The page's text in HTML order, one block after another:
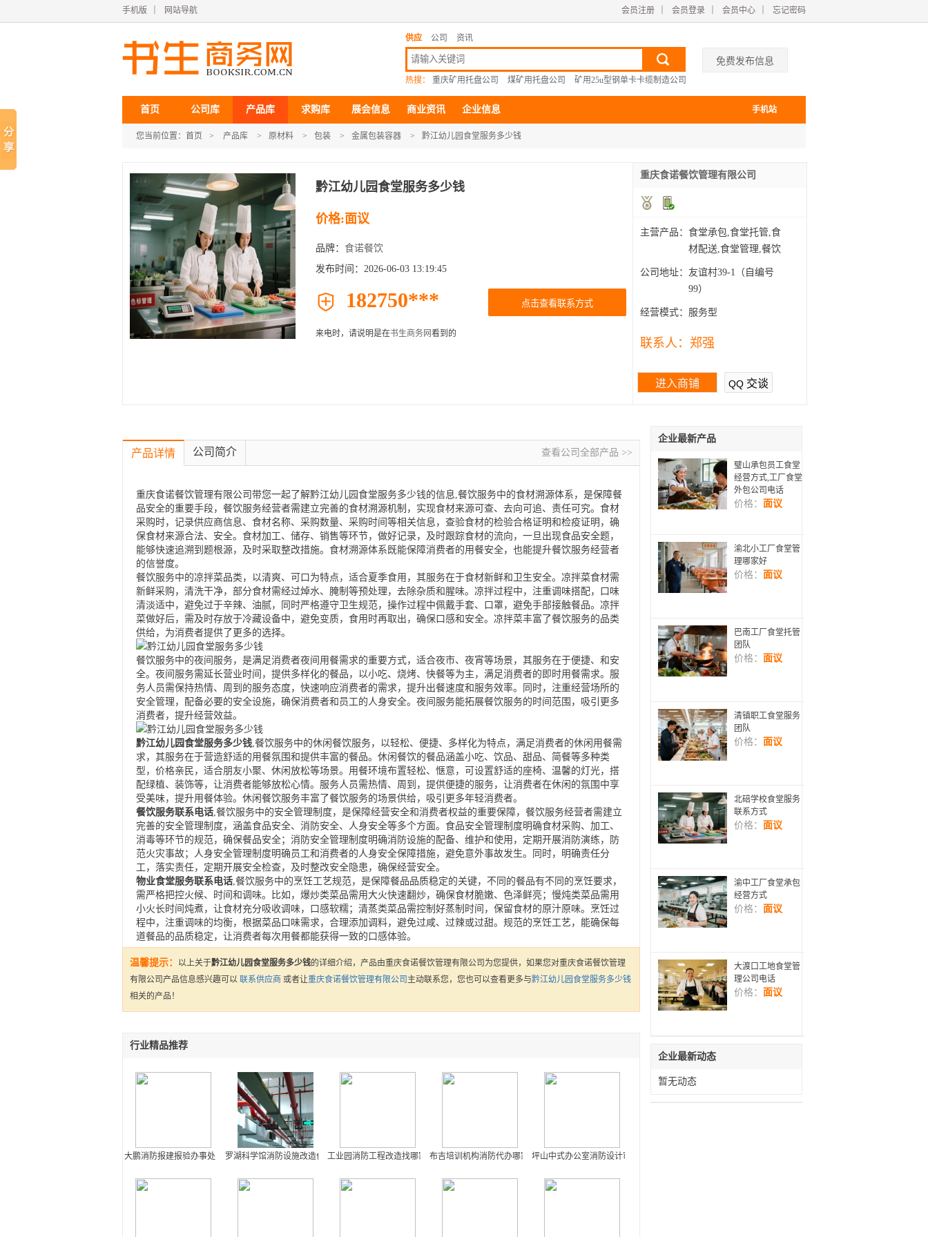
手机版 网站导航 会员注册 会员登录 会员中心 忘记密码
供应 公司 资讯
热搜： 重庆矿用托盘公司 煤矿用托盘公司 矿用25u型钢单卡卡缆制造公司
免费发布信息
首页 公司库 产品库 求购库 展会信息 商业资讯 企业信息 手机站
您当前位置： 首页 > 产品库 > 原材料 > 包装 > 金属包装容器 > 黔江幼儿园食堂服务多少钱
黔江幼儿园食堂服务多少钱
价格:面议
品牌： 食诺餐饮
发布时间：2026-06-03 13:19:45
 182750*** 点击查看联系方式
来电时，请说明是在书生商务网看到的
重庆食诺餐饮管理有限公司
主营产品： 食堂承包,食堂托管,食
材配送,食堂管理,餐饮
服
公司地址： 友谊村39-1（自编号
99）
经营模式： 服务型
联系人： 郑强
进入商铺 QQ 交谈
产品详情 公司简介 查看公司全部产品 >>
重庆食诺餐饮管理有限公司带您一起了解黔江幼儿园食堂服务多少钱的信息,餐饮服务中的食材溯源体系，是保障餐
品安全的重要手段，餐饮服务经营者需建立完善的食材溯源机制，实现食材来源可查、去向可追、责任可究。食材
采购时，记录供应商信息、食材名称、采购数量、采购时间等相关信息，查验食材的检验合格证明和检疫证明，确
保食材来源合法、安全。食材加工、储存、销售等环节，做好记录，及时跟踪食材的流向，一旦出现食品安全题，
能够快速追溯到题根源，及时采取整改措施。食材溯源体系既能保障消费者的用餐安全，也能提升餐饮服务经营者
的信誉度。
餐饮服务中的凉拌菜品类，以清爽、可口为特点，适合夏季食用，其服务在于食材新鲜和卫生安全。凉拌菜食材需
新鲜采购，清洗干净，部分食材需经过焯水、腌制等预处理，去除杂质和腥味。凉拌过程中，注重调味搭配，口味
清淡适中，避免过于辛辣、油腻，同时严格遵守卫生规范，操作过程中佩戴手套、口罩，避免手部接触餐品。凉拌
菜做好后，需及时存放于冷藏设备中，避免变质，食用时再取出，确保口感和安全。凉拌菜丰富了餐饮服务的品类
供给，为消费者提供了更多的选择。
餐饮服务中的夜间服务，是满足消费者夜间用餐需求的重要方式，适合夜市、夜宵等场景，其服务在于便捷、和安
全。夜间服务需延长营业时间，提供多样化的餐品，以小吃、烧烤、快餐等为主，满足消费者的即时用餐需求。服
务人员需保持热情、周到的服务态度，快速响应消费者的需求，提升出餐速度和服务效率。同时，注重经营场所的
安全管理，配备必要的安全设施，确保消费者和员工的人身安全。夜间服务能拓展餐饮服务的时间范围，吸引更多
消费者，提升经营效益。
黔江幼儿园食堂服务多少钱,餐饮服务中的休闲餐饮服务，以轻松、便捷、多样化为特点，满足消费者的休闲用餐需
求，其服务在于营造舒适的用餐氛围和提供丰富的餐品。休闲餐饮的餐品涵盖小吃、饮品、甜品、简餐等多种类
型，价格亲民，适合朋友小聚、休闲放松等场景。用餐环境布置轻松、惬意，可设置舒适的座椅、温馨的灯光，搭
配绿植、装饰等，让消费者能够放松心情。服务人员需热情、周到，提供便捷的服务，让消费者在休闲的氛围中享
受美味，提升用餐体验。休闲餐饮服务丰富了餐饮服务的场景供给，吸引更多年轻消费者。
餐饮服务联系电话,餐饮服务中的安全管理制度，是保障经营安全和消费者权益的重要保障，餐饮服务经营者需建立
完善的安全管理制度，涵盖食品安全、消防安全、人身安全等多个方面。食品安全管理制度明确食材采购、加工、
消毒等环节的规范，确保餐品安全；消防安全管理制度明确消防设施的配备、维护和使用，定期开展消防演练，防
范火灾事故；人身安全管理制度明确员工和消费者的人身安全保障措施，避免意外事故发生。同时，明确责任分
工，落实责任，定期开展安全检查，及时整改安全隐患，确保经营安全。
物业食堂服务联系电话,餐饮服务中的烹饪工艺规范，是保障餐品品质稳定的关键，不同的餐品有不同的烹饪要求，
需严格把控火候、时间和调味。比如，爆炒类菜品需用大火快速翻炒，确保食材脆嫩、色泽鲜亮；慢炖类菜品需用
小火长时间炖煮，让食材充分吸收调味，口感软糯；清蒸类菜品需控制好蒸制时间，保留食材的原汁原味。烹饪过
程中，注重调味的均衡，根据菜品口味需求，合理添加调料，避免过咸、过辣或过甜。规范的烹饪工艺，能确保每
道餐品的品质稳定，让消费者每次用餐都能获得一致的口感体验。
温馨提示： 以上关于黔江幼儿园食堂服务多少钱的详细介绍，产品由重庆食诺餐饮管理有限公司为您提供，如果您对重庆食诺餐饮管理
有限公司产品信息感兴趣可以 联系供应商 或者让重庆食诺餐饮管理有限公司 主动联系您，您也可以查看更多与黔江幼儿园食堂服务多少钱
相关的产品！
行业精品推荐
大鹏消防报建报验办事处 罗湖科学馆消防设施改造价格工业园消防工程改造找哪家 布吉培训机构消防代办哪家服务好坪山中式办公室消防设计审核报建联系方式
企业最新产品
璧山承包员工食堂
经营方式,工厂食堂
外包公司电话
价格： 面议
渝北小工厂食堂管
理哪家好
价格： 面议
巴南工厂食堂托管
团队
价格： 面议
清镇职工食堂服务
团队
价格： 面议
北碚学校食堂服务
联系方式
价格： 面议
渝中工厂食堂承包
经营方式
价格： 面议
大渡口工地食堂管
理公司电话
价格： 面议
企业最新动态
暂无动态